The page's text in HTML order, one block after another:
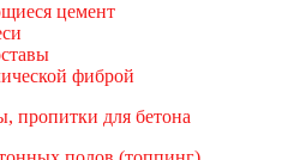
цемент
фиброй
для бетона